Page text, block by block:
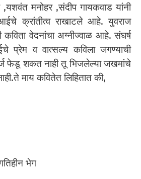
,यशवंत मनोहर ,संदीप गायकवाड यांनी
क्रांतीत्व राखाटले आहे. युवराज
कविता वेदनांचा अग्नीज्वाळ आहे. संघर्ष
प्रेम व वात्सल्य कविला जगण्याची
फेडू शकत नाही तू भिजलेल्या जखमांचे
माय कवितेत लिहितात की,
भेग